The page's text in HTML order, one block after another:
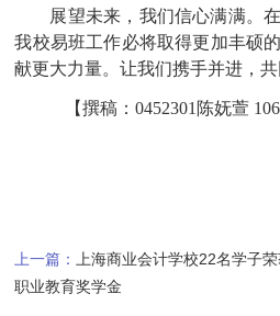
展望未来，我们信心满满。
我校易班工作必将取得更加丰硕
献更大力量。让我们携手并进，
【撰稿： 0452301陈妩萱
上一篇：
上海商业会计学校22名学子
职业教育奖学金